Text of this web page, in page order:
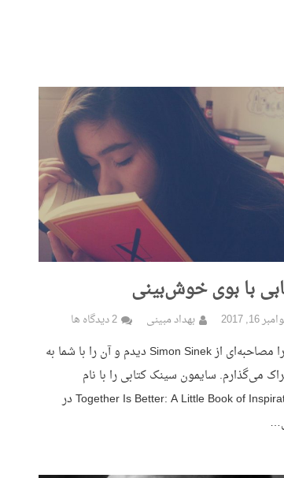
با بوی خوش‌بینی
16, 2017 بهداد مبینی 2 دیدگاه ها
اخیرا مصاحبه‌ای از Simon Sinek دیدم و آن را با شما به
می‌گذارم. سایمون سینک کتابی را با نام
Together Is Better: A Little Book of Inspiration در